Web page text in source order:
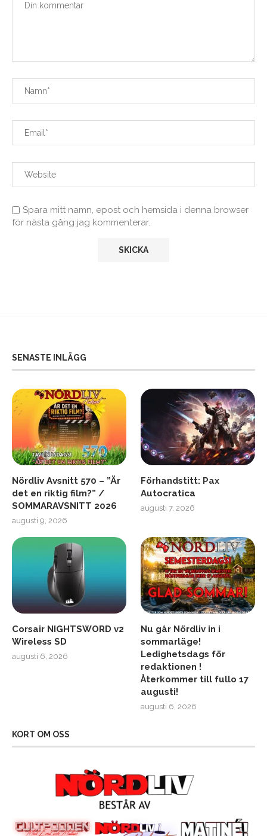
Spara mitt namn, epost och hemsida i denna browser
för nästa gång jag kommenterar.
SENASTE INLÄGG
Nördliv Avsnitt 570 – ”Är
det en riktig film?” /
SOMMARAVSNITT 2026
augusti 9, 2026
Förhandstitt: Pax
Autocratica
augusti 7, 2026
Corsair NIGHTSWORD v2
Wireless SD
augusti 6, 2026
Nu går Nördliv in i
sommarläge!
Ledighetsdags för
redaktionen !
Återkommer till fullo 17
augusti!
augusti 6, 2026
KORT OM OSS